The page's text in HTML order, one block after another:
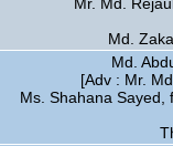
Md.
Md.
[Adv : Mr.
Ms. Shahana Sayed,